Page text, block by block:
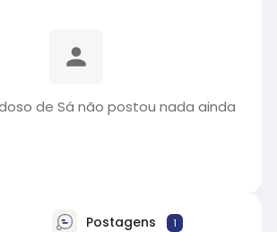
de Sá não postou nada ainda
Postagens 1